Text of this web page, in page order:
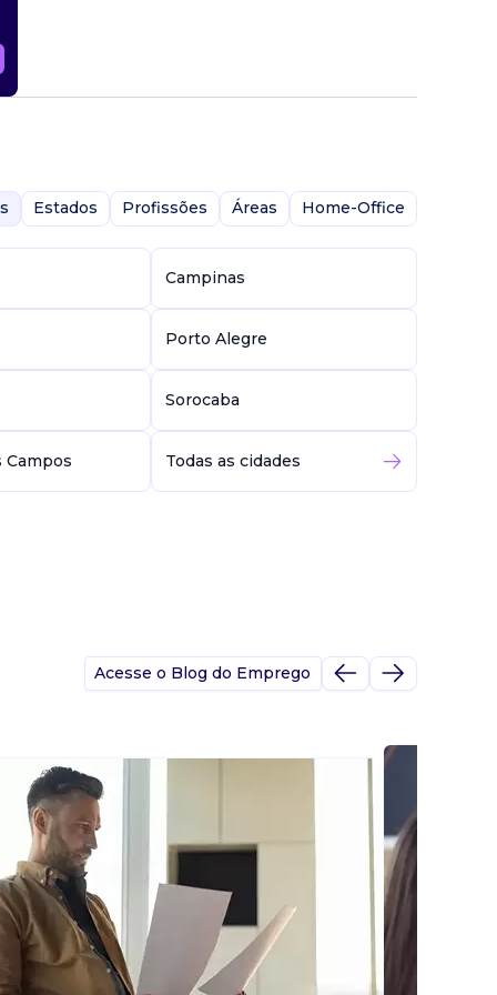
Estados Profissões Áreas Home-Office
Campinas
Porto Alegre
Sorocaba
Campos Todas as cidades
Acesse o Blog do Emprego